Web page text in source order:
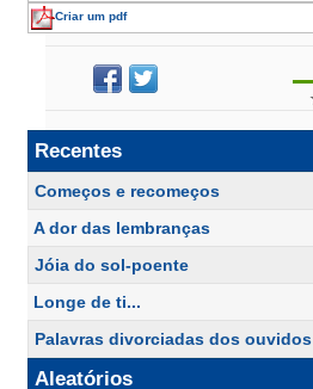
Criar um pdf
Recentes
Começos e recomeços
A dor das lembranças
Jóia do sol-poente
Longe de ti...
Palavras divorciadas dos ouvidos
Aleatórios